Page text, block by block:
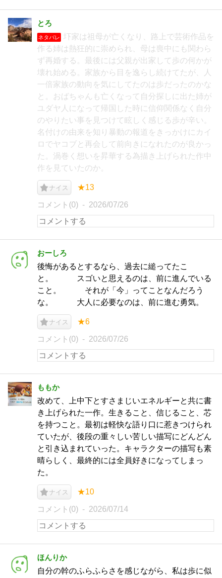
とろ
ネタバレ
圷家は祖母が亡くなり、路上で芸術作品を
作る姉は熱狂的に崇められ、母は喪中にも関わら
ず再婚する。最後には父親が出家して歩の何かが
壊れ始める。家族から目を逸らし続けてたが、人
一倍家族の動向を気にしてたのは歩だったのかな
と。おばちゃんも亡くなって自分探しに出た姉が
ユダヤ人になって帰国した時に信仰関係なく自分
のやりたい事を見つけて眩しく感じる歩が辛い。
名付けの由来を知り暴動の報道をきっかけにカイ
ロでヤコブと再会して前向きになれたのが良かっ
た。渦巻く想いを昇華する為描き上げられた作中
作を見ていたのか。
ナイス ★13
コメント(0) 2026/07/26
おーしろ
後悔があるとするなら、過去に縋ってたこ
と。 スゴいと思えるのは、前に進んでいる
こと。 それが「今」ってことなんだろう
な。 大人に必要なのは、前に進む勇気。
ナイス ★6
コメント(0) 2026/07/26
ももか
改めて、上中下とすさまじいエネルギーと共に書
き上げられた一作。生きること、信じること、芯
を持つこと。最初は軽快な語り口に惹きつけられ
ていたが、後段の重々しい苦しい描写にどんどん
と引き込まれていった。キャラクターの描写も素
晴らしく、最終的には全員好きになってしまっ
た。
ナイス ★10
コメント(0) 2026/07/14
ほんりか
自分の幹のふらふらさを感じながら、私は歩に似